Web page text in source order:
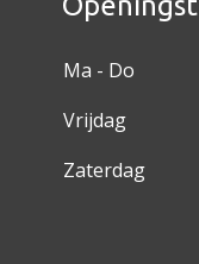
Ma - Do
Vrijdag
Zaterdag